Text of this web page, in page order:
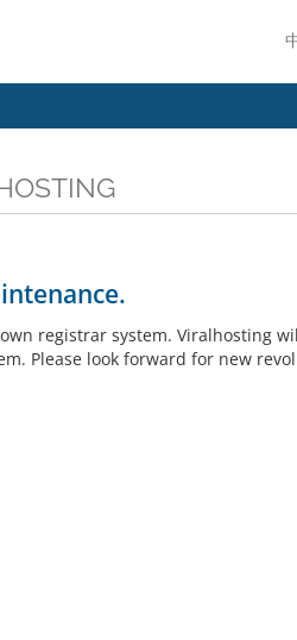
registrar system. Viralhosting
Please look forward for new